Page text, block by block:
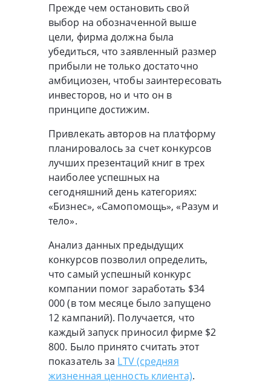
Прежде чем остановить свой
выбор на обозначенной выше
цели, фирма должна была
убедиться, что заявленный размер
прибыли не только достаточно
амбициозен, чтобы заинтересовать
инвесторов, но и что он в
принципе достижим.
Привлекать авторов на платформу
планировалось за счет конкурсов
лучших презентаций книг в трех
наиболее успешных на
сегодняшний день категориях:
«Бизнес», «Самопомощь», «Разум и
тело».
Анализ данных предыдущих
конкурсов позволил определить,
что самый успешный конкурс
компании помог заработать $34
000 (в том месяце было запущено
12 кампаний). Получается, что
каждый запуск приносил фирме $2
800. Было принято считать этот
показатель за LTV (средняя
жизненная ценность клиента).